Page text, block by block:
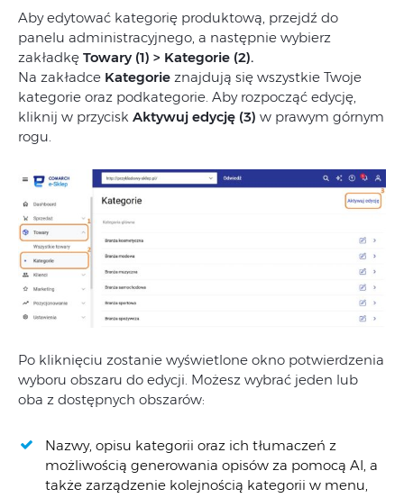
Aby edytować kategorię produktową przejdź do
panelu administracyjnego, a następnie wybierz
zakładkę Towary (1) > Kategorie (2).
Na zakładce Kategorie znajdują się wszystkie Twoje
kategorie oraz podkategorie. Aby rozpocząć edycję,
kliknij w przycisk Aktywuj edycję (3) w prawym górnym
rogu.
Po kliknięciu zostanie wyświetlone okno potwierdzenia
wyboru obszaru do edycji. Możesz wybrać jeden lub
oba z dostępnych obszarów:
Nazwy, opisu kategorii oraz ich tłumaczeń z
możliwością generowania opisów za pomocą AI, a
także zarządzenie kolejnością kategorii w menu,